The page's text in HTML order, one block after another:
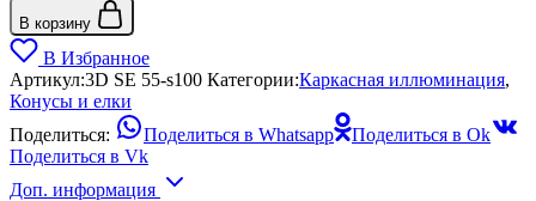
В корзину
В Избранное
Артикул:3D SE 55-s100 Категории:Каркасная иллюминация,
Конусы и елки
Поделиться:
Поделиться в Whatsapp
Поделиться в Ok
Поделиться в Vk
Доп. информация